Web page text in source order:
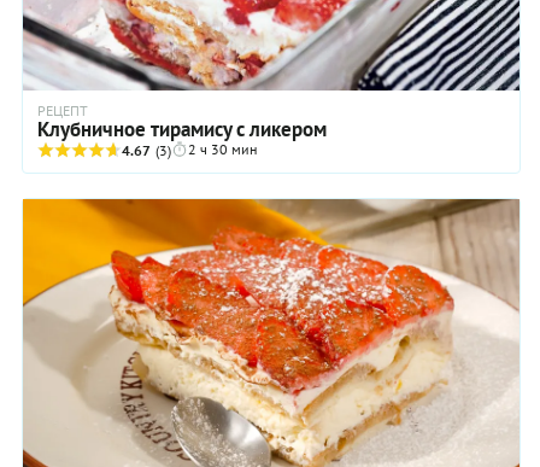
РЕЦЕПТ
Клубничное тирамису с ликером
4.67 (3) 2 ч 30 мин